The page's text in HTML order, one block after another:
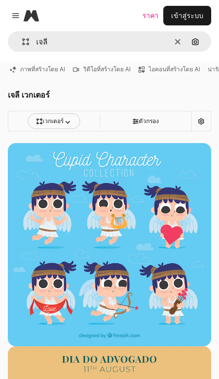
Close menu
Magnific
ชัดเจนค้นหา
ราคา เข้าสู่ระบบ
ภาพที่สร้างโดย AI วิดีโอที่สร้างโดย AI ไอคอนที่สร้างโดย AI น่า
เจลี เวกเตอร์
เวกเตอร์ ตัวกรอง